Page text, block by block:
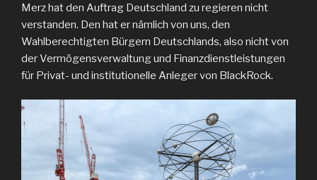
Merz hat den Auftrag Deutschland zu regieren nicht
verstanden. Den hat er nämlich von uns, den
Wahlberechtigten Bürgern Deutschlands, also nicht von
der Vermögensverwaltung und Finanzdienstleistungen
für Privat- und institutionelle Anleger von BlackRock.